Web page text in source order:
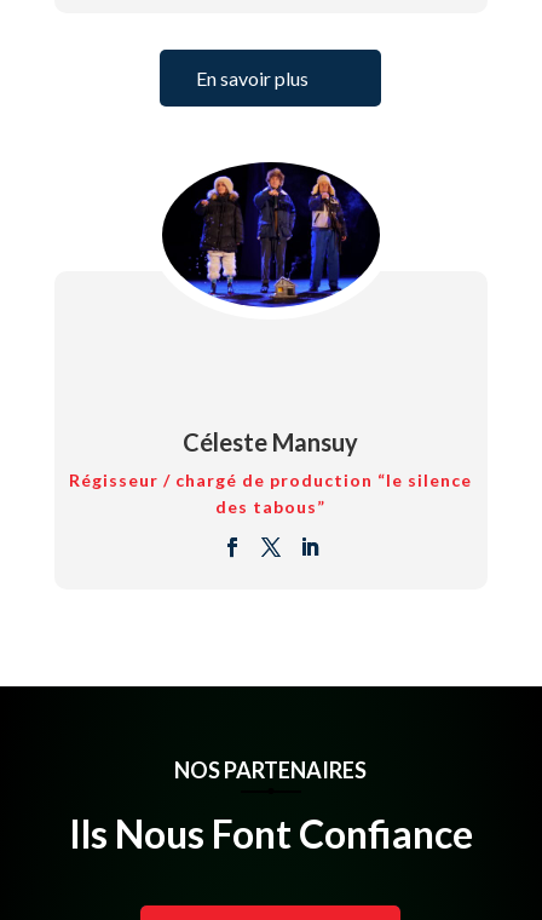
En savoir plus
Céleste Mansuy
Régisseur / chargé de production “le silence
des tabous”
NOS PARTENAIRES
Ils Nous Font Confiance